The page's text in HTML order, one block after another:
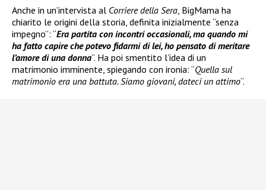
Anche in un’intervista al Corriere della Sera, BigMama ha
chiarito le origini della storia, definita inizialmente “senza
impegno”: “Era partita con incontri occasionali, ma quando mi
ha fatto capire che potevo fidarmi di lei, ho pensato di meritare
l’amore di una donna“. Ha poi smentito l’idea di un
matrimonio imminente, spiegando con ironia: “Quella sul
matrimonio era una battuta. Siamo giovani, dateci un attimo“.